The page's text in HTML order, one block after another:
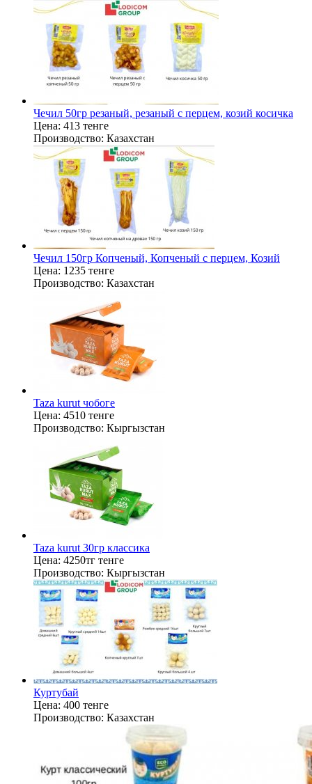
Чечил 50гр резаный, резаный с перцем, козий косичка
Цена: 413 тенге
Производство: Казахстан
Чечил 150гр Копченый, Копченый с перцем, Козий
Цена: 1235 тенге
Производство: Казахстан
Taza kurut чобоге
Цена: 4510 тенге
Производство: Кыргызстан
Taza kurut 30гр классика
Цена: 4250тг тенге
Производство: Кыргызстан
Куртубай
Цена: 400 тенге
Производство: Казахстан